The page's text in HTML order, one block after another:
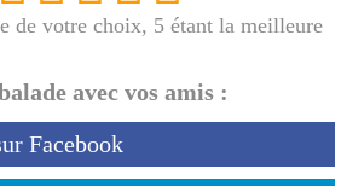
de votre choix, 5 étant la meilleure
avec vos amis :
Facebook